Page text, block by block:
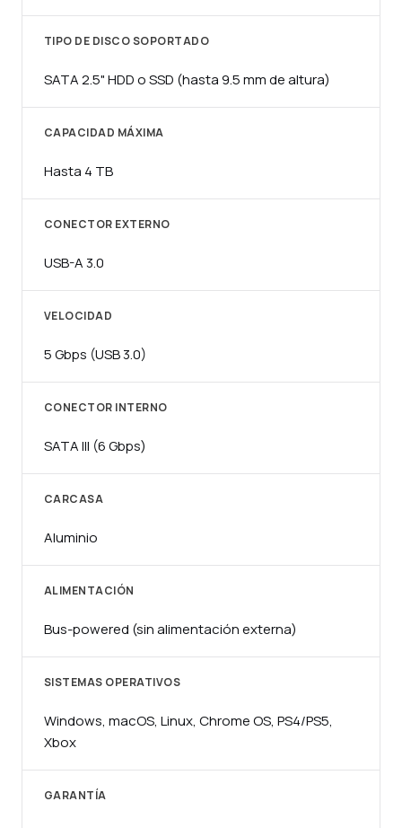
TIPO DE DISCO SOPORTADO
SATA 2.5" HDD o SSD (hasta 9.5 mm de altura)
CAPACIDAD MÁXIMA
Hasta 4 TB
CONECTOR EXTERNO
USB-A 3.0
VELOCIDAD
5 Gbps (USB 3.0)
CONECTOR INTERNO
SATA III (6 Gbps)
CARCASA
Aluminio
ALIMENTACIÓN
Bus-powered (sin alimentación externa)
SISTEMAS OPERATIVOS
Windows, macOS, Linux, Chrome OS, PS4/PS5,
Xbox
GARANTÍA